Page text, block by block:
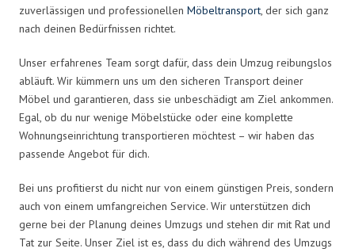
zuverlässigen und professionellen Möbeltransport, der sich ganz
nach deinen Bedürfnissen richtet.
Unser erfahrenes Team sorgt dafür, dass dein Umzug reibungslos
abläuft. Wir kümmern uns um den sicheren Transport deiner
Möbel und garantieren, dass sie unbeschädigt am Ziel ankommen.
Egal, ob du nur wenige Möbelstücke oder eine komplette
Wohnungseinrichtung transportieren möchtest – wir haben das
passende Angebot für dich.
Bei uns profitierst du nicht nur von einem günstigen Preis, sondern
auch von einem umfangreichen Service. Wir unterstützen dich
gerne bei der Planung deines Umzugs und stehen dir mit Rat und
Tat zur Seite. Unser Ziel ist es, dass du dich während des Umzugs